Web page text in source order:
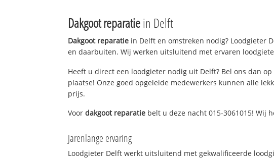
Dakgoot reparatiein Delft
Dakgoot reparatie in Delft en omstreken nodig? Loodgieter
en daarbuiten. Wij werken uitsluitend met ervaren
Heeft u direct een loodgieter nodig uit Delft? Bel ons dan
plaatse! Onze goed opgeleide medewerkers kunnen alle
prijs.
Voordakgoot reparatie belt u deze nacht 015-3061015! Wij
Jarenlange ervaring
Loodgieter Delft werkt uitsluitend met gekwalificeerde